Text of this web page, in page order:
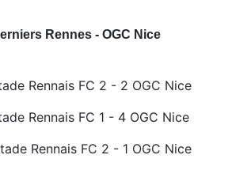
Rennes - OGC Nice
Rennais FC 2 - 2 OGC Nice
Rennais FC 1 - 4 OGC Nice
Rennais FC 2 - 1 OGC Nice